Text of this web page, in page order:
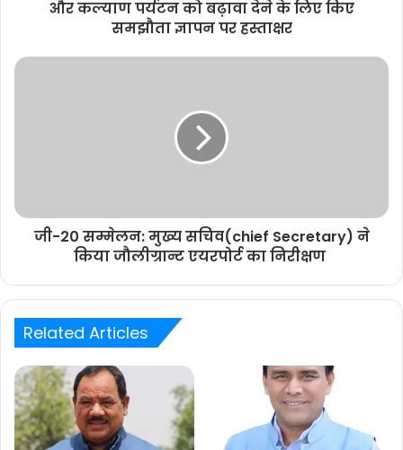
और कल्याण पर्यटन को बढ़ावा देने के लिए किए
समझौता ज्ञापन पर हस्ताक्षर
जी-20 सम्मेलन: मुख्य सचिव(chief Secretary) ने
किया जौलीग्रान्ट एयरपोर्ट का निरीक्षण
Related Articles